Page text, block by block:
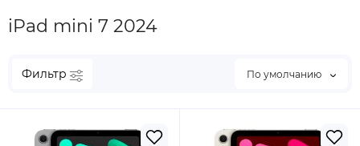
iPad mini 7 2024
Фильтр По умолчанию